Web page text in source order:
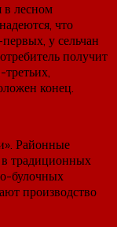
в лесном
что
у сельчан
получит
конец.
Районные
в традиционных
булочных
производство